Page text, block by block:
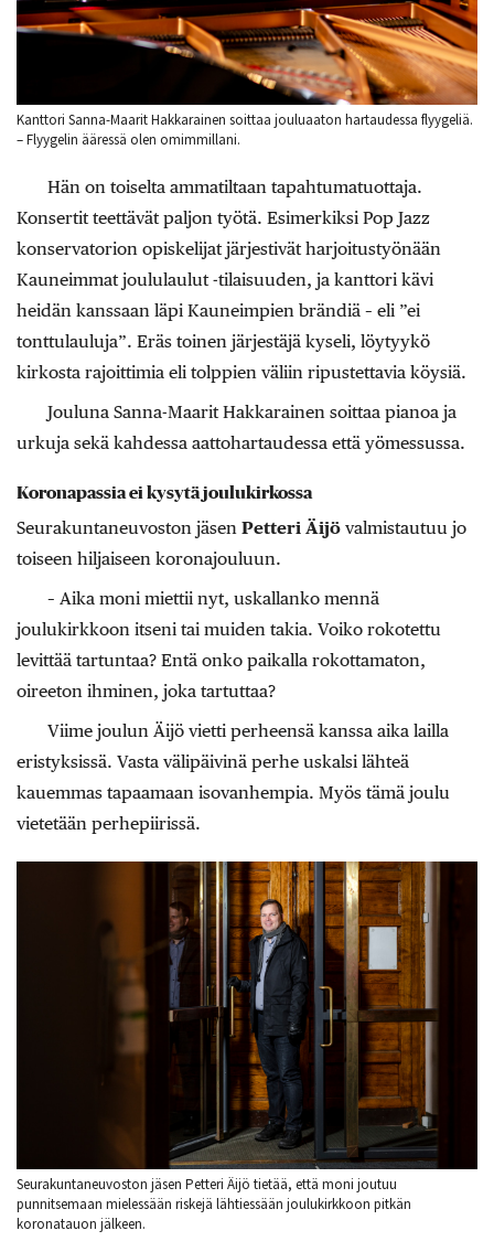
Kanttori Sanna-Maarit Hakkarainen soittaa jouluaaton hartaudessa flyygeliä.
– Flyygelin ääressä olen omimmillani.
Hän on toiselta ammatiltaan tapahtumatuottaja.
Konsertit teettävät paljon työtä. Esimerkiksi Pop Jazz
konservatorion opiskelijat järjestivät harjoitustyönään
Kauneimmat joululaulut -tilaisuuden, ja kanttori kävi
heidän kanssaan läpi Kauneimpien brändiä – eli ”ei
tonttulauluja”. Eräs toinen järjestäjä kyseli, löytyykö
kirkosta rajoittimia eli tolppien väliin ripustettavia köysiä.
Jouluna Sanna-Maarit Hakkarainen soittaa pianoa ja
urkuja sekä kahdessa aattohartaudessa että yömessussa.
Koronapassia ei kysytä joulukirkossa
Seurakuntaneuvoston jäsen Petteri ­Äijö valmistautuu jo
toiseen hiljaiseen koronajouluun.
– Aika moni miettii nyt, uskallanko mennä
joulukirkkoon itseni tai muiden takia. Voiko rokotettu
levittää tartuntaa? Entä onko paikalla rokottamaton,
oireeton ihminen, joka tartuttaa?
Viime joulun Äijö vietti perheensä kanssa aika lailla
eristyksissä. Vasta välipäivinä perhe uskalsi lähteä
kauemmas tapaamaan isovanhempia. Myös tämä joulu
vietetään perhepiirissä.
Seurakuntaneuvoston jäsen Petteri Äijö tietää, että moni joutuu
punnitsemaan mielessään riskejä lähtiessään joulukirkkoon pitkän
koronatauon jälkeen.